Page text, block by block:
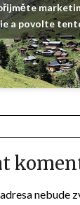
a povolte
nebude